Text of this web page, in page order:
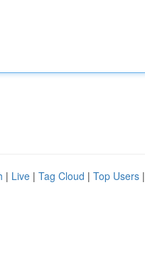
| Live | Tag Cloud | Top Users